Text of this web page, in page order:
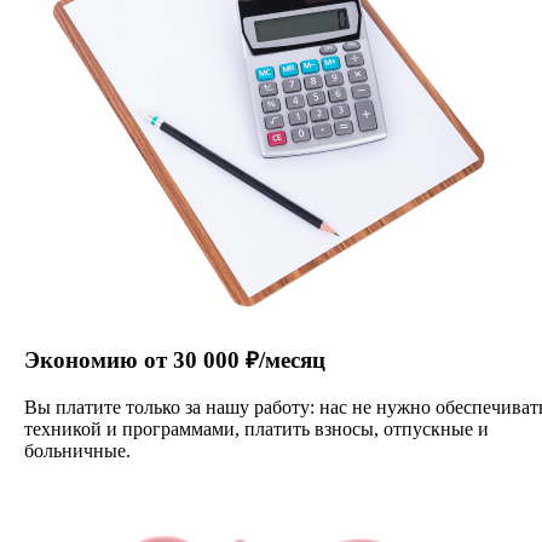
Экономию от 30 000 ₽/месяц
Вы платите только за нашу работу: нас не нужно
техникой и программами, платить взносы, отпускные и
больничные.